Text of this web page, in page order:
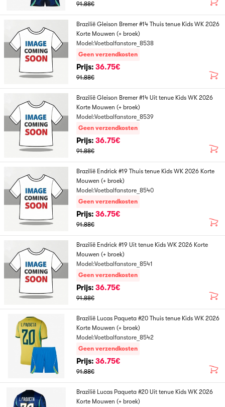
91.88€
Brazilië Gleison Bremer #14 Thuis tenue Kids WK 2026
Korte Mouwen (+ broek)
Model:Voetbalfanstore_8538
Geen verzendkosten
Prijs: 36.75€
91.88€
Brazilië Gleison Bremer #14 Uit tenue Kids WK 2026
Korte Mouwen (+ broek)
Model:Voetbalfanstore_8539
Geen verzendkosten
Prijs: 36.75€
91.88€
Brazilië Endrick #19 Thuis tenue Kids WK 2026 Korte
Mouwen (+ broek)
Model:Voetbalfanstore_8540
Geen verzendkosten
Prijs: 36.75€
91.88€
Brazilië Endrick #19 Uit tenue Kids WK 2026 Korte
Mouwen (+ broek)
Model:Voetbalfanstore_8541
Geen verzendkosten
Prijs: 36.75€
91.88€
Brazilië Lucas Paqueta #20 Thuis tenue Kids WK 2026
Korte Mouwen (+ broek)
Model:Voetbalfanstore_8542
Geen verzendkosten
Prijs: 36.75€
91.88€
Brazilië Lucas Paqueta #20 Uit tenue Kids WK 2026
Korte Mouwen (+ broek)